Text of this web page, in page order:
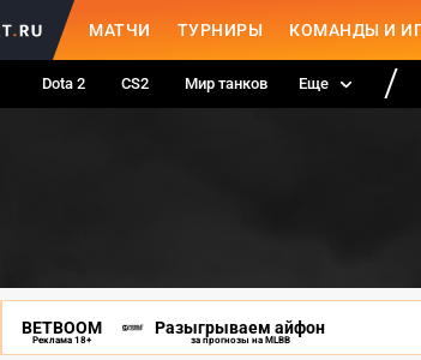
МАТЧИ ТУРНИРЫ КОМАНДЫ И
Dota 2 CS2 Мир танков Еще
BETBOOM
Реклама 18+
Разыгрываем айфон
за прогнозы на MLBB